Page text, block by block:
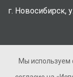
г. Новосибирск,
2005-2026 ©
Мы используем